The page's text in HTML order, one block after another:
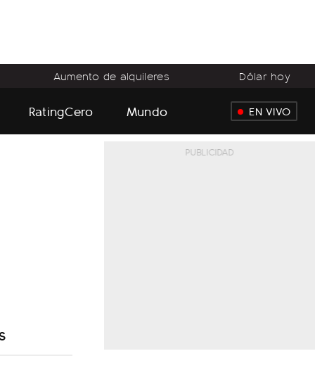
Aumento de alquileres Dólar hoy
RatingCero Mundo EN VIVO